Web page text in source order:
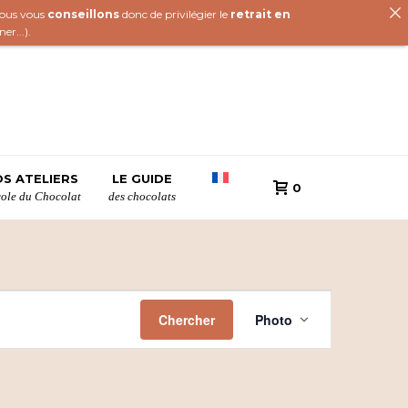
ATELIERS
du Chocolat
LE GUIDE
des chocolats
0
Chercher
a
Photo
vous conseillons donc de privilégier le retrait en
...).